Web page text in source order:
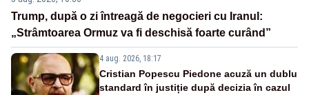
Trump, după o zi întreagă de negocieri cu Iranul:
„Strâmtoarea Ormuz va fi deschisă foarte curând”
4 aug. 2026, 18:17
Cristian Popescu Piedone acuză un dublu
standard în justiție după decizia în cazul